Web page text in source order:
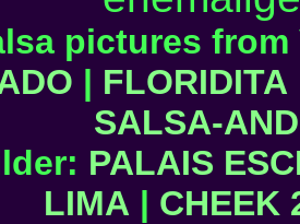
pictures
| FLORIDITA
SALSA-
PALAIS
LIMA | CHEEK